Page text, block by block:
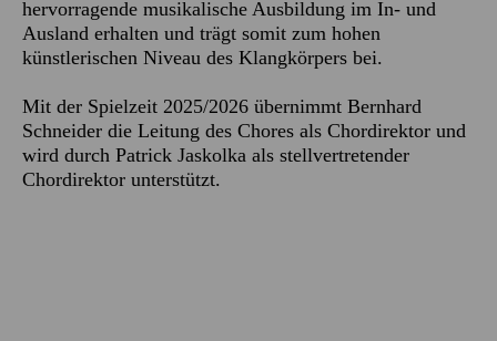
hervorragende musikalische Ausbildung im In- und
Ausland erhalten und trägt somit zum hohen
künstlerischen Niveau des Klangkörpers bei.
Mit der Spielzeit 2025/2026 übernimmt Bernhard
Schneider die Leitung des Chores als Chordirektor und
wird durch Patrick Jaskolka als stellvertretender
Chordirektor unterstützt.